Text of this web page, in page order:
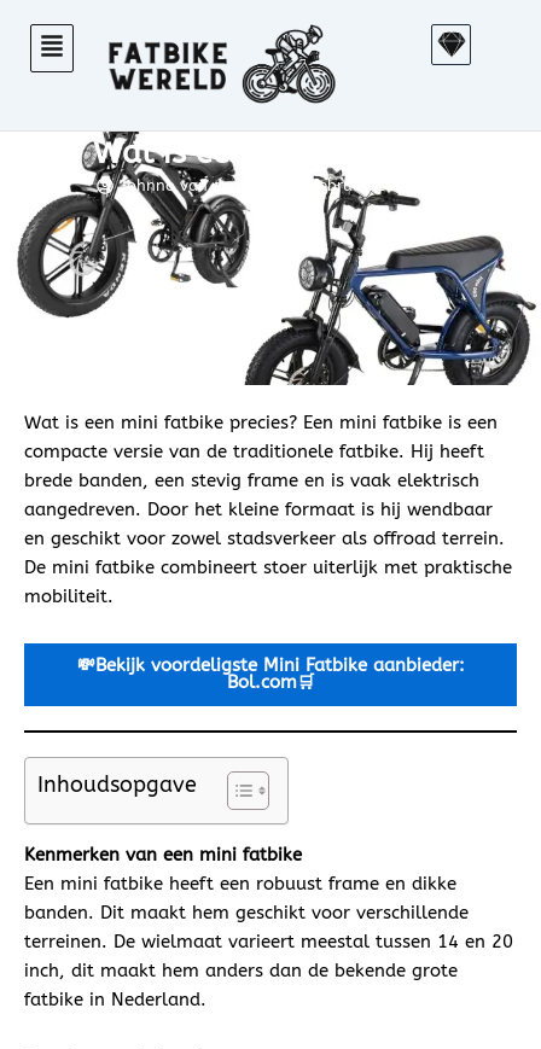
S
k
t
Wat is een mini fatbike?
Johnno van den Brink februari 26, 2025
Wat is een mini fatbike precies? Een mini fatbike is een
compacte versie van de traditionele fatbike. Hij heeft
brede banden, een stevig frame en is vaak elektrisch
aangedreven. Door het kleine formaat is hij wendbaar
en geschikt voor zowel stadsverkeer als offroad terrein.
De mini fatbike combineert stoer uiterlijk met praktische
mobiliteit.
💸Bekijk voordeligste Mini Fatbike aanbieder:
Bol.com🛒
Inhoudsopgave
Kenmerken van een mini fatbike
Een mini fatbike heeft een robuust frame en dikke
banden. Dit maakt hem geschikt voor verschillende
terreinen. De wielmaat varieert meestal tussen 14 en 20
inch, dit maakt hem anders dan de bekende grote
fatbike in Nederland.